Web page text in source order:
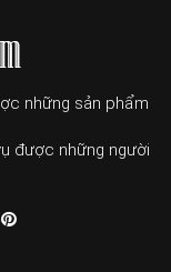
những sản phẩm
được những người